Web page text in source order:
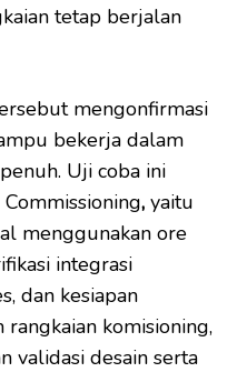
tetap berjalan
mengonfirmasi
bekerja dalam
Uji coba ini
, yaitu
menggunakan ore
integrasi
dan kesiapan
komisioning,
validasi desain serta